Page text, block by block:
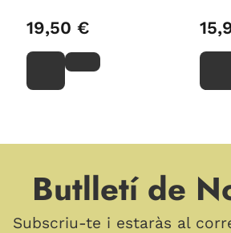
19,50 €
Butlletí de
Subscriu-te i estaràs al